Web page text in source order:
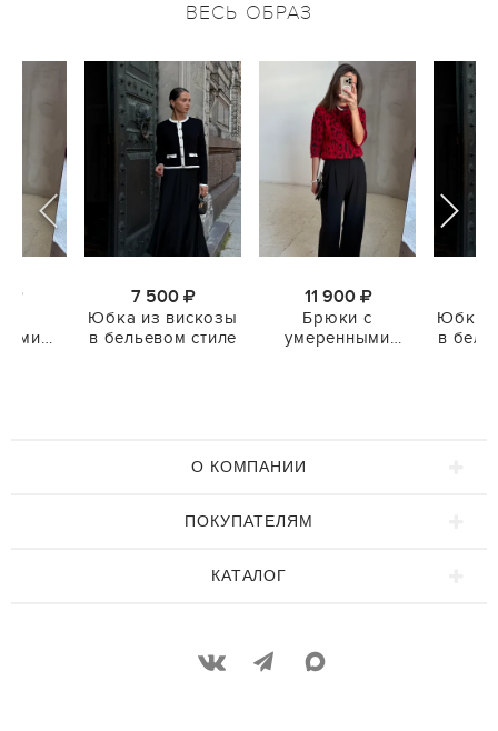
ВЕСЬ ОБРАЗ
7 500
Юбка из вискозы
в бельевом стиле
11 900
Брюки с
умеренными
Юбка
в
О КОМПАНИИ
ПОКУПАТЕЛЯМ
КАТАЛОГ